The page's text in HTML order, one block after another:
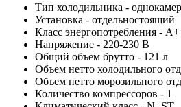
Тип холодильника -
Установка - отдельностоящий
Класс энергопотребления - A+
Напряжение - 220-230 В
Общий объем брутто - 121 л
Объем нетто холодильного
Объем нетто морозильного
Количество компрессоров - 1